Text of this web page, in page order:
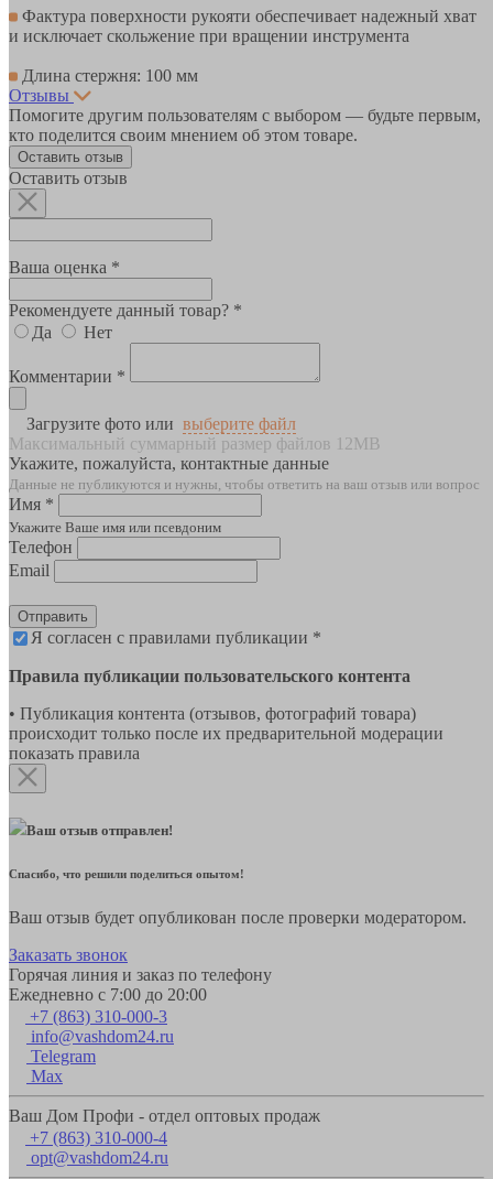
Фактура поверхности рукояти обеспечивает надежный хват
и исключает скольжение при вращении инструмента
Длина стержня: 100 мм
Отзывы
Помогите другим пользователям с выбором — будьте первым,
кто поделится своим мнением об этом товаре.
Оставить отзыв
Оставить отзыв
Ваша оценка *
Рекомендуете данный товар? *
Да
Нет
Комментарии *
Загрузите фото или выберите файл
Максимальный суммарный размер файлов 12MB
Укажите, пожалуйста, контактные данные
Данные не публикуются и нужны, чтобы ответить на ваш отзыв или вопрос
Имя *
Укажите Ваше имя или псевдоним
Телефон
Email
Отправить
Я согласен с правилами публикации *
Правила публикации пользовательского контента
• Публикация контента (отзывов, фотографий товара)
происходит только после их предварительной модерации
показать правила
Ваш отзыв отправлен!
Спасибо, что решили поделиться опытом!
Ваш отзыв будет опубликован после проверки модератором.
Заказать звонок
Горячая линия и заказ по телефону
Ежедневно с 7:00 до 20:00
+7 (863) 310-000-3
info@vashdom24.ru
Telegram
Max
Ваш Дом Профи - отдел оптовых продаж
+7 (863) 310-000-4
opt@vashdom24.ru